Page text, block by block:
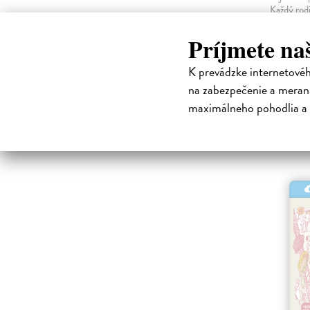
Príjmete
K prevádzke
na zabezpečenie a
maximálneho pohodlia
Každý
lepší
Na
, MOBI